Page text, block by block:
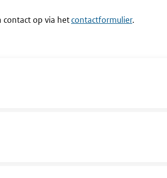
contact op via hetcontactformulier.